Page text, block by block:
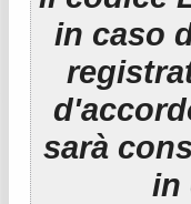
in caso
sarà
in